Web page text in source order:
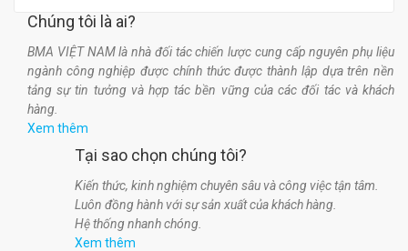
Chúng tôi là ai?
BMA VIỆT NAM là nhà đối tác chiến lược cung cấp nguyên phụ liệu
ngành công nghiệp được chính thức được thành lập dựa trên nền
tảng sự tin tưởng và hợp tác bền vững của các đối tác và khách
hàng.
Xem thêm
Tại sao chọn chúng tôi?
Kiến thức, kinh nghiệm chuyên sâu và công việc tận tâm.
Luôn đồng hành với sự sản xuất của khách hàng.
Hệ thống nhanh chóng.
Xem thêm